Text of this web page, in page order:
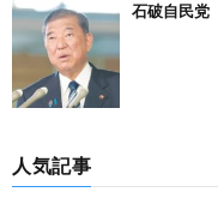
石破自民
人気記事